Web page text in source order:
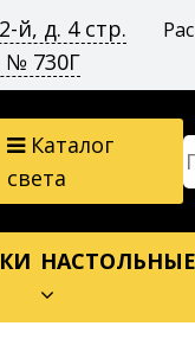
й, д. 4 стр.
№ 730Г
Каталог
света
НАСТОЛЬНЫЕ